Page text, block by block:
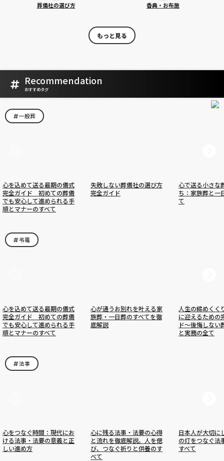
葬儀社の選び方 香典・お布施
もっと見る
Recommendation
おすすめタグ
一般葬
心を込めて送る最期の儀式
完全ガイド 初めての葬儀
でも安心して進められる手
順とマナーのすべて
失敗しない葬儀社の選び方
完全ガイド
心で送る小さな
ち：家族葬と一
て
弔電
心を込めて送る最期の儀式
完全ガイド 初めての葬儀
でも安心して進められる手
順とマナーのすべて
心が通うお別れを叶える家
族葬・一日葬のすべてを徹
底解説
人生の締めくく
に迎えるための
ド〜後悔しない
と実務の全て
法事
心をつなぐ時間：現代にお
ける法事・法要の意義と正
しい進め方
心に残る法事・法要の心得
と流れを徹底解説。人を偲
び、つなぐ祈りと供養のす
べて
日本人が大切に
の灯をつなぐ法
すべて